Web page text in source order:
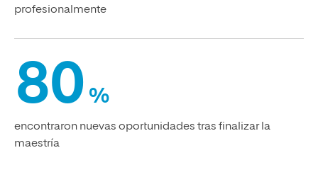
profesionalmente
80 %
encontraron nuevas oportunidades tras finalizar la
maestría